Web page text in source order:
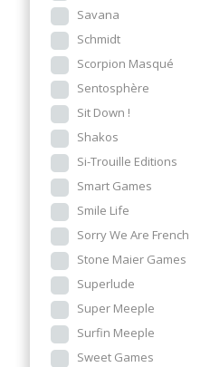
Savana
Schmidt
Scorpion Masqué
Sentosphère
Sit Down !
Shakos
Si-Trouille Editions
Smart Games
Smile Life
Sorry We Are French
Stone Maier Games
Superlude
Super Meeple
Surfin Meeple
Sweet Games